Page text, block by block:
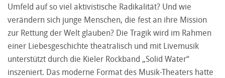
Umfeld auf so viel aktivistische Radikalität? Und wie
verändern sich junge Menschen, die fest an ihre Mission
zur Rettung der Welt glauben? Die Tragik wird im Rahmen
einer Liebesgeschichte theatralisch und mit Livemusik
unterstützt durch die Kieler Rockband „Solid Water“
inszeniert. Das moderne Format des Musik-Theaters hatte